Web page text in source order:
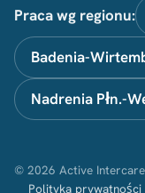
Praca wg regionu:
Badenia-
Nadrenia Płn.-
© 2026 Active
Polityka prywatności